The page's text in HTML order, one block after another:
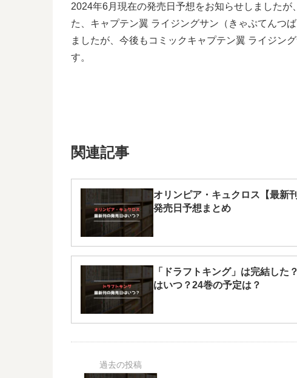
2024年6月現在の発売日予想をお知らせしました
た、キャプテン翼 ライジングサン（きゃぷてんつ
ましたが、今後もコミックキャプテン翼 ライジン
す。
関連記事
オリンピア・キュクロス【最新
発売日予想まとめ
「ドラフトキング」は完結した
はいつ？24巻の予定は？